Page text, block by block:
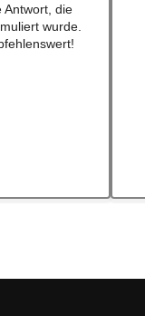
nach nicht
aufkleber
ich schon